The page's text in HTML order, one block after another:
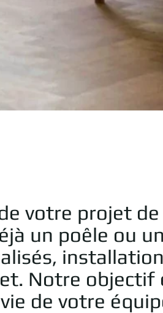
votre projet
un poêle ou
Notre objectif
de votre